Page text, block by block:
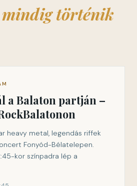
mindig történik
a Balaton partján –
heavy metal, legendás riffek
Fonyód-Bélatelepen.
kor színpadra lép a